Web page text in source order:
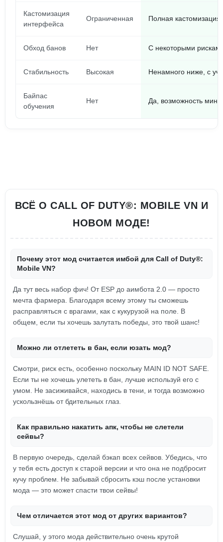
Кастомизация
интерфейса
Ограниченная Полная
Обход банов Нет С некоторыми
Стабильность Высокая Ненамного ниже, с
Байпас
обучения
Нет Да, возможность
ВСЁ О CALL OF DUTY®: MOBILE VN И
НОВОМ МОДЕ!
Почему этот мод считается имбой для Call of Duty®:
Mobile VN?
Да тут весь набор фич! От ESP до аимбота 2.0 — просто
мечта фармера. Благодаря всему этому ты сможешь
расправляться с врагами, как с кукурузой на поле. В
общем, если ты хочешь залутать победы, это твой шанс!
Можно ли отлететь в бан, если юзать мод?
Смотри, риск есть, особенно поскольку MAIN ID NOT SAFE.
Если ты не хочешь улететь в бан, лучше используй его с
умом. Не засиживайся, находись в тени, и тогда возможно
ускользнёшь от бдительных глаз.
Как правильно накатить апк, чтобы не слетели
сейвы?
В первую очередь, сделай бэкап всех сейвов. Убедись, что
у тебя есть доступ к старой версии и что она не подбросит
кучу проблем. Не забывай сбросить кэш после установки
мода — это может спасти твои сейвы!
Чем отличается этот мод от других вариантов?
Слушай, у этого мода действительно очень крутой